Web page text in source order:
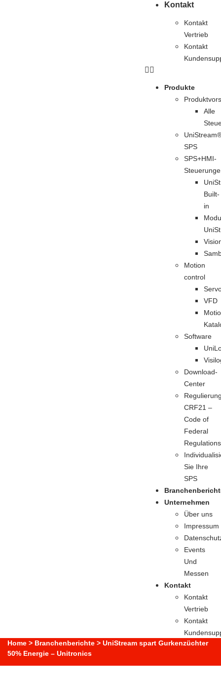
Kontakt
Kontakt
Vertrieb
Kontakt
Produkte
Alle
SPS
SPS+HMI-
Built-
in
Motion
control
VFD
Software
Download-
Center
CRF21 –
Code of
Federal
Regulations
Sie Ihre
SPS
Unternehmen
Über uns
Impressum
Events
Und
Messen
Kontakt
Kontakt
Vertrieb
Kontakt
Home > Branchenberichte > UniStream spart Gurkenzüchter
50% Energie – Unitronics